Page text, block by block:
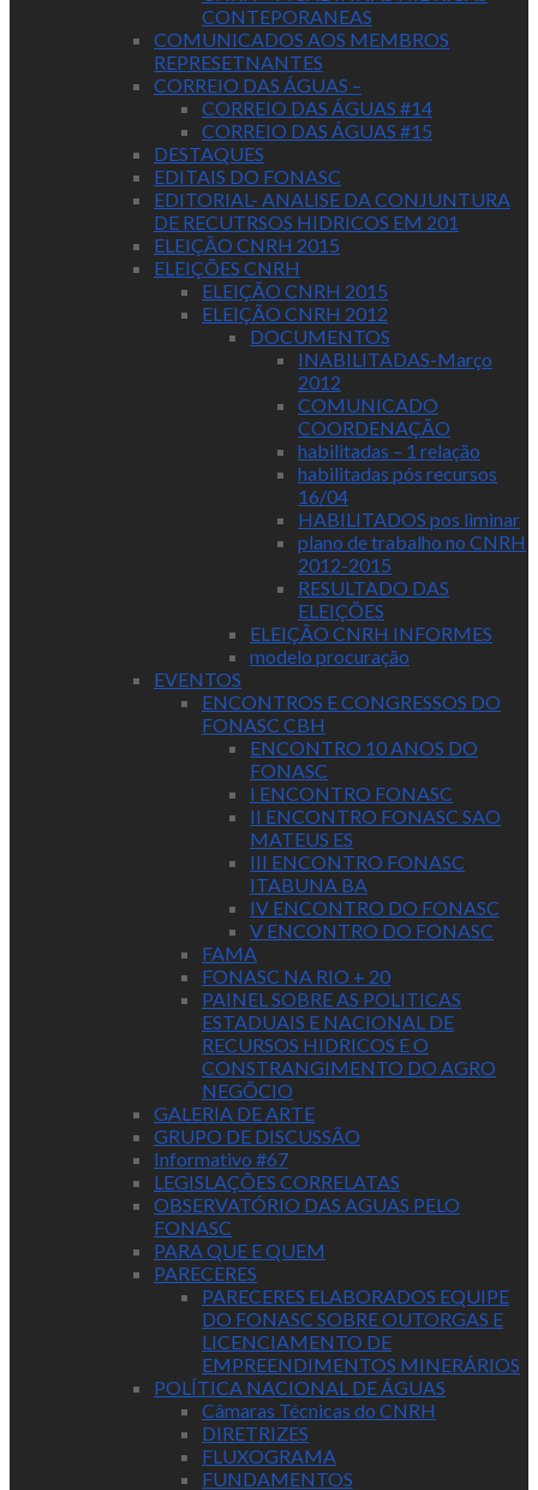
CONTEPORANEAS
COMUNICADOS AOS MEMBROS
REPRESETNANTES
CORREIO DAS ÁGUAS –
CORREIO DAS ÁGUAS #14
CORREIO DAS ÁGUAS #15
DESTAQUES
EDITAIS DO FONASC
EDITORIAL- ANALISE DA CONJUNTURA
DE RECUTRSOS HIDRICOS EM 201
ELEIÇÃO CNRH 2015
ELEIÇÕES CNRH
ELEIÇÃO CNRH 2015
ELEIÇÃO CNRH 2012
DOCUMENTOS
INABILITADAS-Março
2012
COMUNICADO
COORDENAÇÃO
habilitadas – 1 relação
habilitadas pós recursos
16/04
HABILITADOS pos liminar
plano de trabalho no CNRH
2012-2015
RESULTADO DAS
ELEIÇÕES
ELEIÇÃO CNRH INFORMES
modelo procuração
EVENTOS
ENCONTROS E CONGRESSOS DO
FONASC CBH
ENCONTRO 10 ANOS DO
FONASC
I ENCONTRO FONASC
II ENCONTRO FONASC SAO
MATEUS ES
III ENCONTRO FONASC
ITABUNA BA
IV ENCONTRO DO FONASC
V ENCONTRO DO FONASC
FAMA
FONASC NA RIO + 20
PAINEL SOBRE AS POLITICAS
ESTADUAIS E NACIONAL DE
RECURSOS HIDRICOS E O
CONSTRANGIMENTO DO AGRO
NEGÕCIO
GALERIA DE ARTE
GRUPO DE DISCUSSÃO
Informativo #67
LEGISLAÇÕES CORRELATAS
OBSERVATÓRIO DAS AGUAS PELO
FONASC
PARA QUE E QUEM
PARECERES
PARECERES ELABORADOS EQUIPE
DO FONASC SOBRE OUTORGAS E
LICENCIAMENTO DE
EMPREENDIMENTOS MINERÁRIOS
POLÍTICA NACIONAL DE ÁGUAS
Câmaras Técnicas do CNRH
DIRETRIZES
FLUXOGRAMA
FUNDAMENTOS